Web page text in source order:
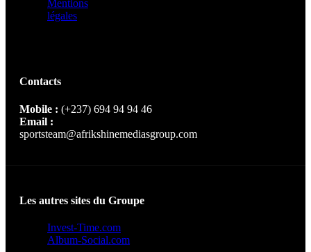
Mentions
légales
Contacts
Mobile : (+237) 694 94 94 46
Email :
sportsteam@afrikshinemediasgroup.com
Les autres sites du Groupe
Invest-Time.com
Album-Social.com